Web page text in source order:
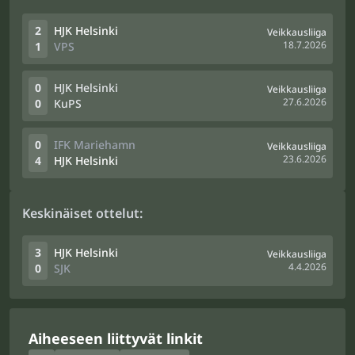
2
1
HJK Helsinki
VPS
Veikkausliiga
18.7.2026
0
0
HJK Helsinki
KuPS
Veikkausliiga
27.6.2026
0
4
IFK Mariehamn
HJK Helsinki
Veikkausliiga
23.6.2026
Keskinäiset ottelut:
3
0
HJK Helsinki
SJK
Veikkausliiga
4.4.2026
Aiheeseen liittyvät linkit